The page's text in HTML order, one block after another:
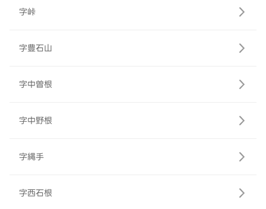
字峠
字豊石山
字中曽根
字中野根
字縄手
字西石根